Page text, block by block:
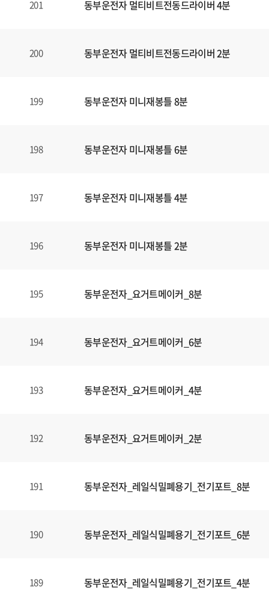
201 동부운전자 멀티비트전동드라이버 4분
200 동부운전자 멀티비트전동드라이버 2분
199 동부운전자 미니재봉틀 8분
198 동부운전자 미니재봉틀 6분
197 동부운전자 미니재봉틀 4분
196 동부운전자 미니재봉틀 2분
195 동부운전자_요거트메이커_8분
194 동부운전자_요거트메이커_6분
193 동부운전자_요거트메이커_4분
192 동부운전자_요거트메이커_2분
191 동부운전자_레일식밀폐용기_전기포트_8분
190 동부운전자_레일식밀폐용기_전기포트_6분
189 동부운전자_레일식밀폐용기_전기포트_4분